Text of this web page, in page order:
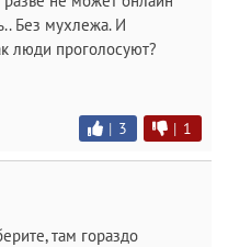
Без мухлежа. И
люди проголосуют?
| 3 | 1
там гораздо